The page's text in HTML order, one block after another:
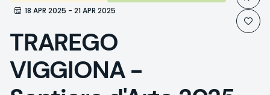
18 APR 2025 - 21 APR 2025
TRAREGO
VIGGIONA -